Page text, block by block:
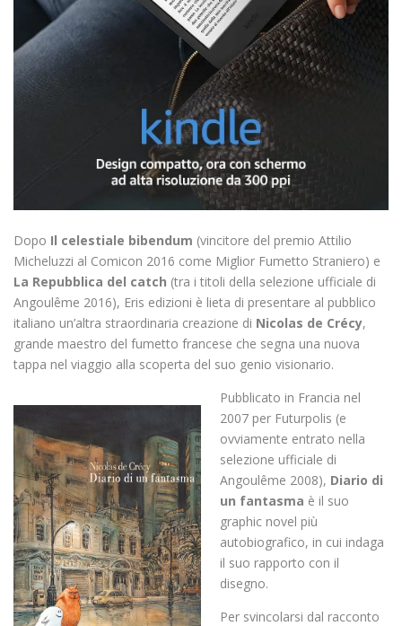
Dopo Il celestiale bibendum (vincitore del premio Attilio
Micheluzzi al Comicon 2016 come Miglior Fumetto Straniero) e
La Repubblica del catch (tra i titoli della selezione ufficiale di
Angoulême 2016), Eris edizioni è lieta di presentare al pubblico
italiano un’altra straordinaria creazione di Nicolas de Crécy,
grande maestro del fumetto francese che segna una nuova
tappa nel viaggio alla scoperta del suo genio visionario.
Pubblicato in Francia nel
2007 per Futurpolis (e
ovviamente entrato nella
selezione ufficiale di
Angoulême 2008), Diario di
un fantasma è il suo
graphic novel più
autobiografico, in cui indaga
il suo rapporto con il
disegno.
Per svincolarsi dal racconto